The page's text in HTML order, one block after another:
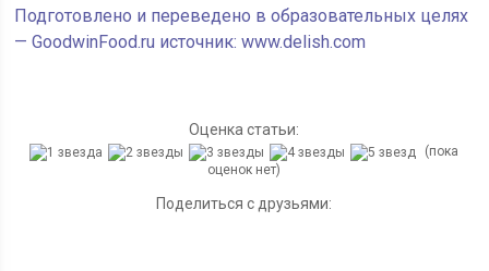
Подготовлено и переведено в образовательных целях
— GoodwinFood.ru источник: www.delish.com
Оценка статьи:
(пока
оценок нет)
Поделиться с друзьями: